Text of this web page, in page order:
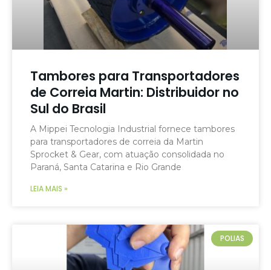
Tambores para Transportadores
de Correia Martin: Distribuidor no
Sul do Brasil
A Mippei Tecnologia Industrial fornece tambores
para transportadores de correia da Martin
Sprocket & Gear, com atuação consolidada no
Paraná, Santa Catarina e Rio Grande
LEIA MAIS »
POLIAS